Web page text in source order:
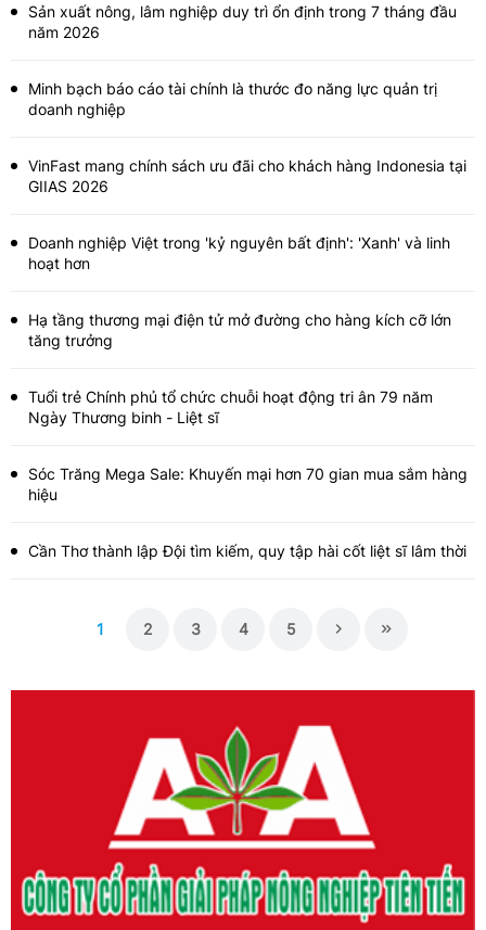
Sản xuất nông, lâm nghiệp duy trì ổn định trong 7 tháng đầu
năm 2026
Minh bạch báo cáo tài chính là thước đo năng lực quản trị
doanh nghiệp
VinFast mang chính sách ưu đãi cho khách hàng Indonesia tại
GIIAS 2026
Doanh nghiệp Việt trong 'kỷ nguyên bất định': 'Xanh' và linh
hoạt hơn
Hạ tầng thương mại điện tử mở đường cho hàng kích cỡ lớn
tăng trưởng
Tuổi trẻ Chính phủ tổ chức chuỗi hoạt động tri ân 79 năm
Ngày Thương binh - Liệt sĩ
Sóc Trăng Mega Sale: Khuyến mại hơn 70 gian mua sắm hàng
hiệu
Cần Thơ thành lập Đội tìm kiếm, quy tập hài cốt liệt sĩ lâm thời
1 2 3 4 5